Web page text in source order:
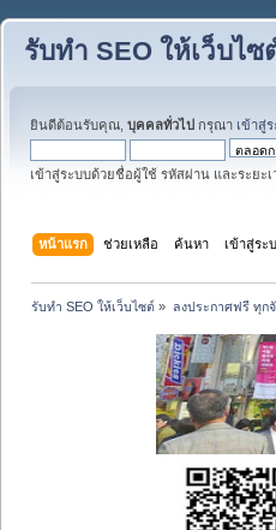
รับทำ SEO ให้เว็บไซ
ยินดีต้อนรับคุณ, บุคคลทั่วไป กรุณา เข้าสู่
เข้าสู่ระบบด้วยชื่อผู้ใช้ รหัสผ่าน และระยะ
หน้าแรก ช่วยเหลือ ค้นหา เข้าสู่ระ
รับทำ SEO ให้เว็บไซต์ » ลงประกาศฟรี ทุก